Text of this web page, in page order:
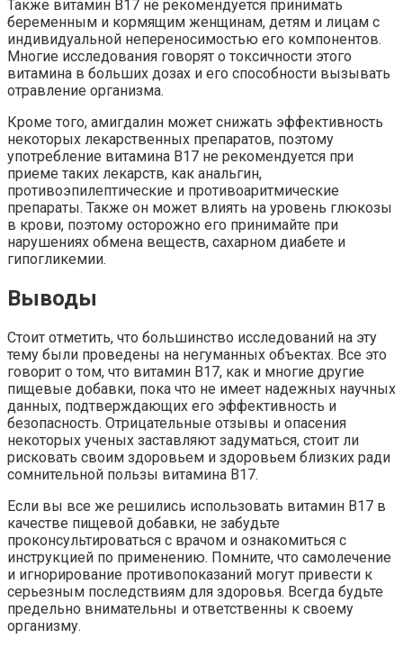
Также витамин В17 не рекомендуется принимать
беременным и кормящим женщинам, детям и лицам с
индивидуальной непереносимостью его компонентов.
Многие исследования говорят о токсичности этого
витамина в больших дозах и его способности вызывать
отравление организма.
Кроме того, амигдалин может снижать эффективность
некоторых лекарственных препаратов, поэтому
употребление витамина В17 не рекомендуется при
приеме таких лекарств, как анальгин,
противоэпилептические и противоаритмические
препараты. Также он может влиять на уровень глюкозы
в крови, поэтому осторожно его принимайте при
нарушениях обмена веществ, сахарном диабете и
гипогликемии.
Выводы
Стоит отметить, что большинство исследований на эту
тему были проведены на негуманных объектах. Все это
говорит о том, что витамин В17, как и многие другие
пищевые добавки, пока что не имеет надежных научных
данных, подтверждающих его эффективность и
безопасность. Отрицательные отзывы и опасения
некоторых ученых заставляют задуматься, стоит ли
рисковать своим здоровьем и здоровьем близких ради
сомнительной пользы витамина В17.
Если вы все же решились использовать витамин В17 в
качестве пищевой добавки, не забудьте
проконсультироваться с врачом и ознакомиться с
инструкцией по применению. Помните, что самолечение
и игнорирование противопоказаний могут привести к
серьезным последствиям для здоровья. Всегда будьте
предельно внимательны и ответственны к своему
организму.